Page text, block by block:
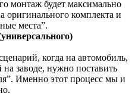
монтаж будет максимально
комплекта и
места”.
когда на автомобиль,
заводе, нужно поставить
Именно этот процесс мы и